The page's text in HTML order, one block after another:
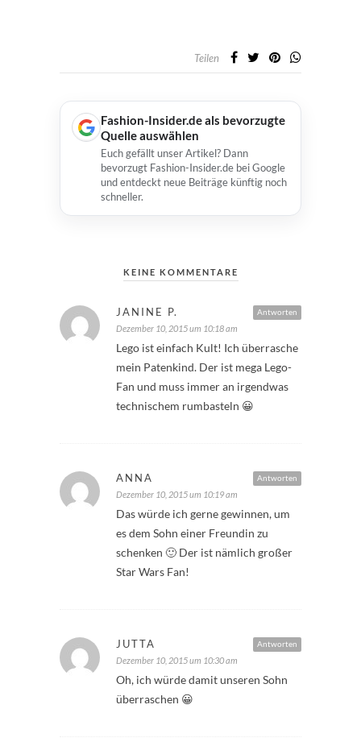
Teilen
Fashion-Insider.de als bevorzugte
Quelle auswählen
Euch gefällt unser Artikel? Dann
bevorzugt Fashion-Insider.de bei Google
und entdeckt neue Beiträge künftig noch
schneller.
KEINE KOMMENTARE
Antworten
JANINE P.
Dezember 10, 2015 um 10:18 am
Lego ist einfach Kult! Ich überrasche
mein Patenkind. Der ist mega Lego-
Fan und muss immer an irgendwas
technischem rumbasteln 😀
Antworten
ANNA
Dezember 10, 2015 um 10:19 am
Das würde ich gerne gewinnen, um
es dem Sohn einer Freundin zu
schenken 🙂 Der ist nämlich großer
Star Wars Fan!
Antworten
JUTTA
Dezember 10, 2015 um 10:30 am
Oh, ich würde damit unseren Sohn
überraschen 😀